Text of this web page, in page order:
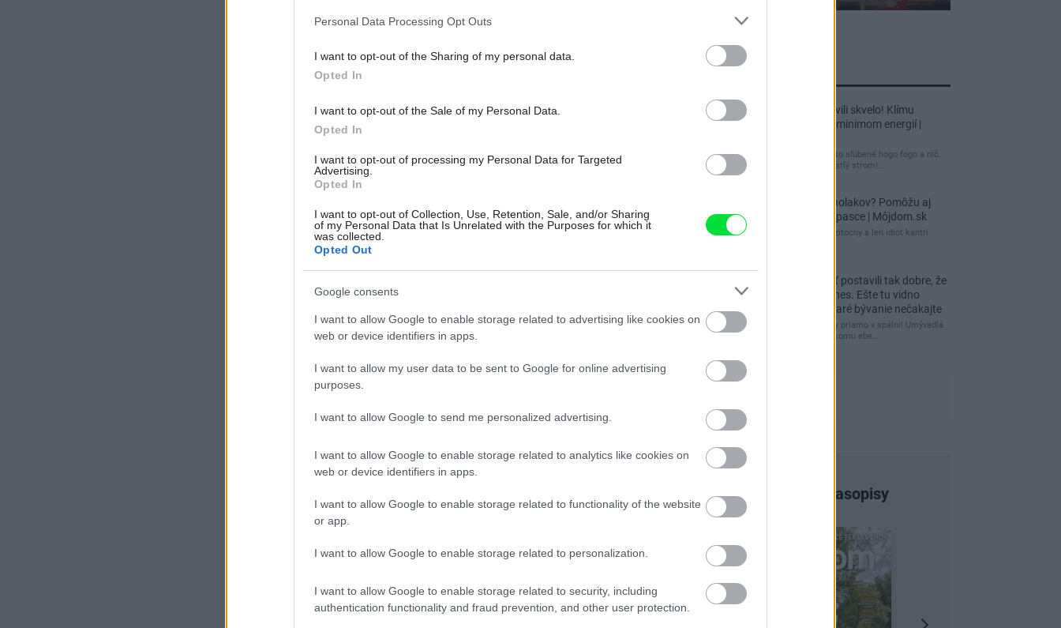
Personal Data Processing Opt Outs
I want to opt-out of the Sharing of my personal data.
Opted In
I want to opt-out of the Sale of my Personal Data.
Opted In
I want to opt-out of processing my Personal Data for Targeted
Advertising.
Opted In
I want to opt-out of Collection, Use, Retention, Sale, and/or Sharing
of my Personal Data that Is Unrelated with the Purposes for which it
was collected.
Opted Out
Google consents
I want to allow Google to enable storage related to advertising like cookies on
web or device identifiers in apps.
I want to allow my user data to be sent to Google for online advertising
purposes.
I want to allow Google to send me personalized advertising.
I want to allow Google to enable storage related to analytics like cookies on
web or device identifiers in apps.
I want to allow Google to enable storage related to functionality of the website
or app.
I want to allow Google to enable storage related to personalization.
I want to allow Google to enable storage related to security, including
authentication functionality and fraud prevention, and other user protection.
Najnovšie príspevky
Re: Tento dom postavili skvelo! Klímu
netreba, kúriť stačí s minimom energií |
tuctový barák, čakal som to sľúbené hogo fogo a nič.
Záhrada nuda, žiadny vzrastlý strom!…
Re: Ako sa zbaviť ucholakov? Pomôžu aj
jednoduché domáce pasce | Môjdom.sk
blbeckovia, "ucholak" je uzitocny a len idiot kantri
Re: Vidiecku usadlosť postavili tak dobre, že
domáceho chráni i dnes. Ešte tu vidno
kamenné múry, no staré bývanie nečakajte
čakám kedy budú wc misy priamo v spálni! Umývadlá
už sú štandardom! Tu niekomu ebe…
Najnovšie časopisy